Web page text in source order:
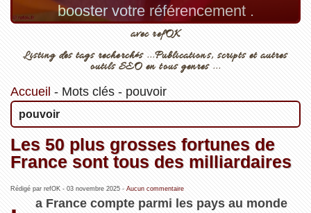
booster votre référencement .
avec refOK
Listing des tags recherchés ...Publications, scripts et autres
outils SEO en tous genres ...
Accueil - Mots clés- pouvoir
pouvoir
Les 50 plus grosses fortunes de
France sont tous des milliardaires
Rédigé par refOK - 03 novembre 2025- Aucun commentaire
a France compte parmi les pays au monde